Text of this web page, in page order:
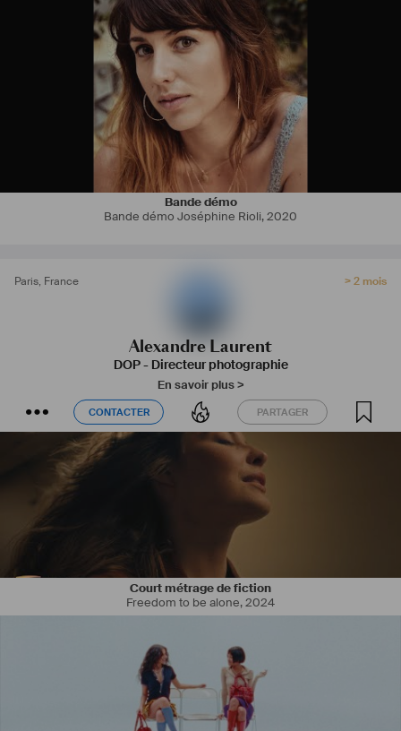
Bande démo
Bande démo Joséphine Rioli,2020
Paris, France > 2 mois
Alexandre Laurent
DOP - Directeur photographie
En savoir plus >
CONTACTER PARTAGER
CONTACTER PARTAGER
Court métrage de fiction
Freedom to be alone,2024